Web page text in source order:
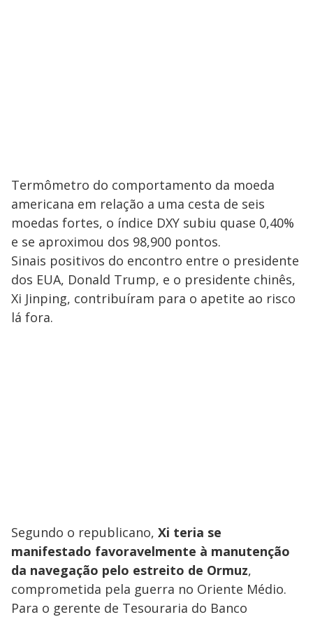
Termômetro do comportamento da moeda
americana em relação a uma cesta de seis
moedas fortes, o índice DXY subiu quase 0,40%
e se aproximou dos 98,900 pontos.
Sinais positivos do encontro entre o presidente
dos EUA, Donald Trump, e o presidente chinês,
Xi Jinping, contribuíram para o apetite ao risco
lá fora.
Segundo o republicano, Xi teria se
manifestado favoravelmente à manutenção
da navegação pelo estreito de Ormuz,
comprometida pela guerra no Oriente Médio.
Para o gerente de Tesouraria do Banco